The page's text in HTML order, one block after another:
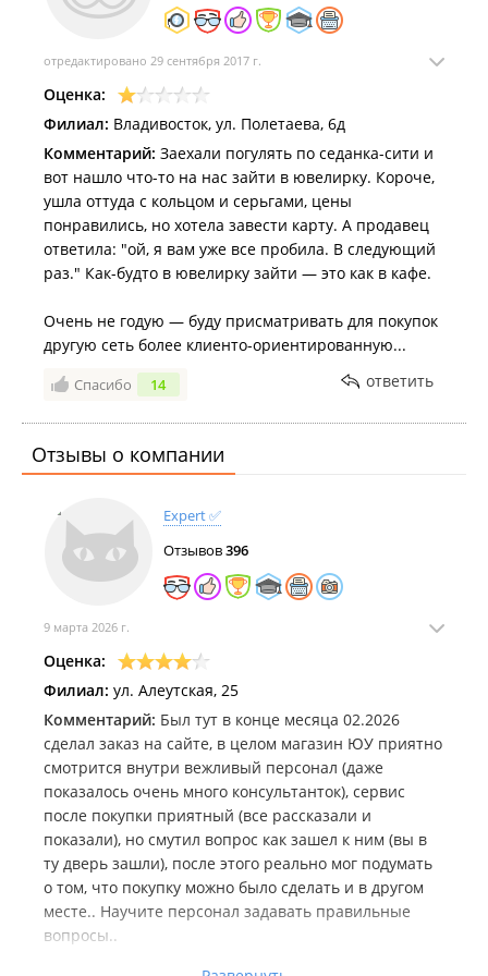
отредактировано 29 сентября 2017 г.
Оценка:
Филиал: Владивосток, ул. Полетаева, 6д
Комментарий: Заехали погулять по седанка-сити и
вот нашло что-то на нас зайти в ювелирку. Короче,
ушла оттуда с кольцом и серьгами, цены
понравились, но хотела завести карту. А продавец
ответила: "ой, я вам уже все пробила. В следующий
раз." Как-будто в ювелирку зайти — это как в кафе.
Очень не годую — буду присматривать для покупок
другую сеть более клиенто-ориентированную...
Спасибо 14 ответить
Отзывы о компании
Expert ✅
Отзывов396
9 марта 2026 г.
Оценка:
Филиал: ул. Алеутская, 25
Комментарий: Был тут в конце месяца 02.2026
сделал заказ на сайте, в целом магазин ЮУ приятно
смотрится внутри вежливый персонал (даже
показалось очень много консультанток), сервис
после покупки приятный (все рассказали и
показали), но смутил вопрос как зашел к ним (вы в
ту дверь зашли), после этого реально мог подумать
о том, что покупку можно было сделать и в другом
месте.. Научите персонал задавать правильные
вопросы..